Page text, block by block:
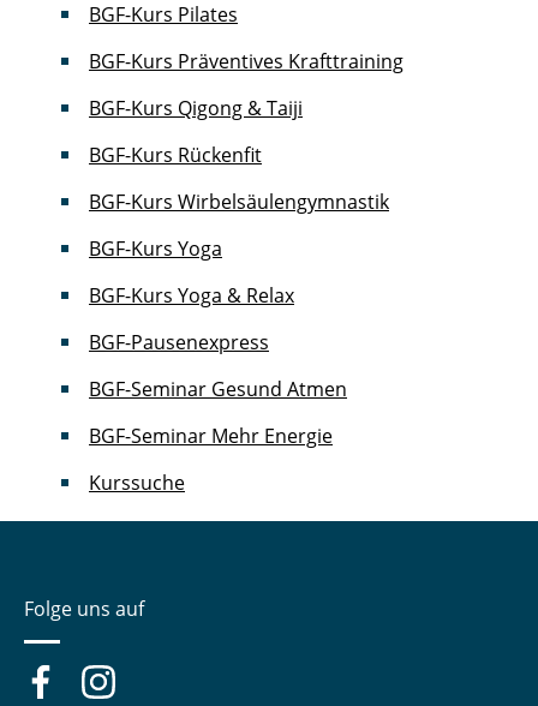
BGF-Kurs Pilates
BGF-Kurs Präventives Krafttraining
BGF-Kurs Qigong & Taiji
BGF-Kurs Rückenfit
BGF-Kurs Wirbelsäulengymnastik
BGF-Kurs Yoga
BGF-Kurs Yoga & Relax
BGF-Pausenexpress
BGF-Seminar Gesund Atmen
BGF-Seminar Mehr Energie
Kurssuche
Folge uns auf